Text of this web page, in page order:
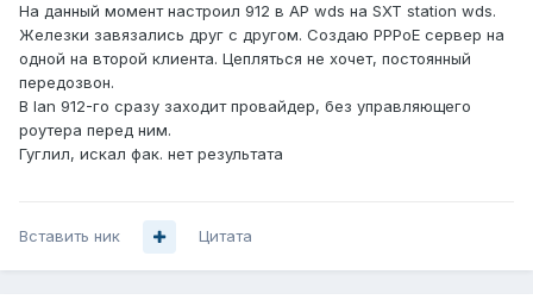
На данный момент настроил 912 в AP wds на SXT station wds.
Железки завязались друг с другом. Создаю PPPoE сервер на
одной на второй клиента. Цепляться не хочет, постоянный
передозвон.
В lan 912-го сразу заходит провайдер, без управляющего
роутера перед ним.
Гуглил, искал фак. нет результата
Вставить ник Цитата